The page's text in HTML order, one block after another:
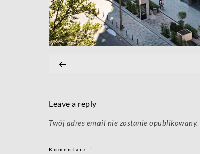
Leave a reply
Twój adres email nie zostanie opublikowany.
Komentarz *